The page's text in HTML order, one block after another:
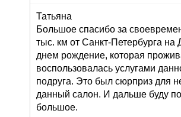
Татьяна
Большое спасибо за
тыс. км от Санкт-Петербурга
днем рождение, которая
воспользовалась услугами
подруга. Это был сюрприз для
данный салон. И дальше буду
большое.